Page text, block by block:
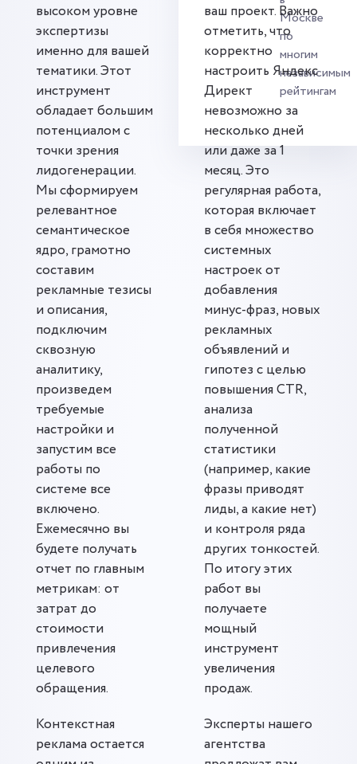
Москве
по
многим
независимым
рейтингам
высоком уровне
экспертизы
именно для вашей
тематики. Этот
инструмент
обладает большим
потенциалом с
точки зрения
лидогенерации.
Мы сформируем
релевантное
семантическое
ядро, грамотно
составим
рекламные тезисы
и описания,
подключим
сквозную
аналитику,
произведем
требуемые
настройки и
запустим все
работы по
системе все
включено.
Ежемесячно вы
будете получать
отчет по главным
метрикам: от
затрат до
стоимости
привлечения
целевого
обращения.
Контекстная
реклама остается
ваш проект. Важно
отметить, что
корректно
настроить Яндекс
Директ
невозможно за
несколько дней
или даже за 1
месяц. Это
регулярная работа,
которая включает
в себя множество
системных
настроек от
добавления
минус-фраз, новых
рекламных
объявлений и
гипотез с целью
повышения CTR,
анализа
полученной
статистики
(например, какие
фразы приводят
лиды, а какие нет)
и контроля ряда
других тонкостей.
По итогу этих
работ вы
получаете
мощный
инструмент
увеличения
продаж.
Эксперты нашего
агентства